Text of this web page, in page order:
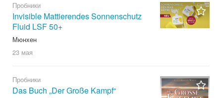
Пробники
Invisible Mattierendes Sonnenschutz
Fluid LSF 50+
Мюнхен
23 мая
Пробники
Das Buch „Der Große Kampf“